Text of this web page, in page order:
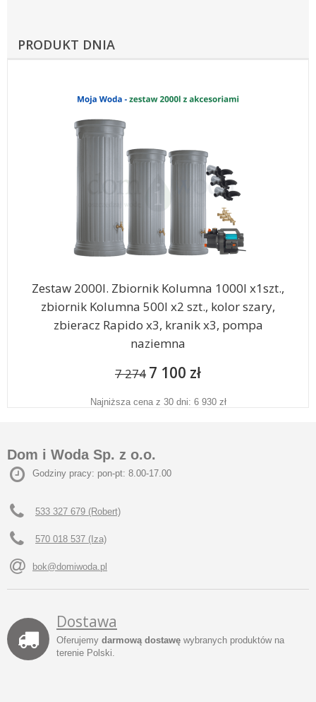
PRODUKT DNIA
Zestaw 2000l. Zbiornik Kolumna 1000l x1szt.,
zbiornik Kolumna 500l x2 szt., kolor szary,
zbieracz Rapido x3, kranik x3, pompa
naziemna
7 274 7 100 zł
Najniższa cena z 30 dni: 6 930 zł
Dom i Woda Sp. z o.o.
Godziny pracy: pon-pt: 8.00-17.00
533 327 679 (Robert)
570 018 537 (Iza)
bok@domiwoda.pl
Dostawa
Oferujemy darmową dostawę wybranych produktów na
terenie Polski.